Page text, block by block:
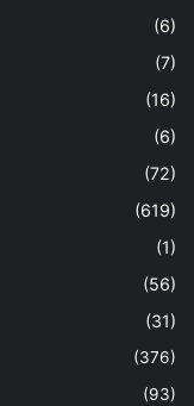
(6)
(7)
(16)
(6)
(72)
(619)
(1)
(56)
(31)
(376)
(93)